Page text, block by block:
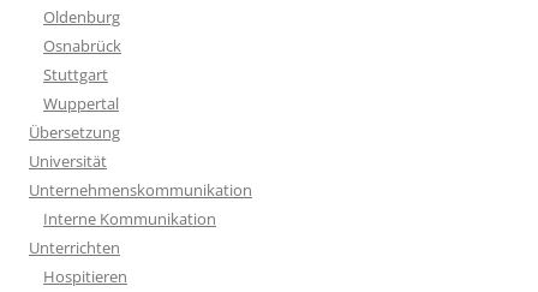
Oldenburg
Osnabrück
Stuttgart
Wuppertal
Übersetzung
Universität
Unternehmenskommunikation
Interne Kommunikation
Unterrichten
Hospitieren